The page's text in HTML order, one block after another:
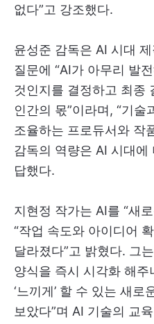
없다”고 강조했다.
윤성준 감독은 AI 시대
질문에 “AI가 아무리 발
것인지를 결정하고 최종
인간의 몫”이라며, “기
조율하는 프로듀서와 작
감독의 역량은 AI 시대에
답했다.
지현정 작가는 AI를 “새
“작업 속도와 아이디어
달라졌다”고 밝혔다. 그
양식을 즉시 시각화 해
‘느끼게’ 할 수 있는 새로
보았다”며 AI 기술의 교